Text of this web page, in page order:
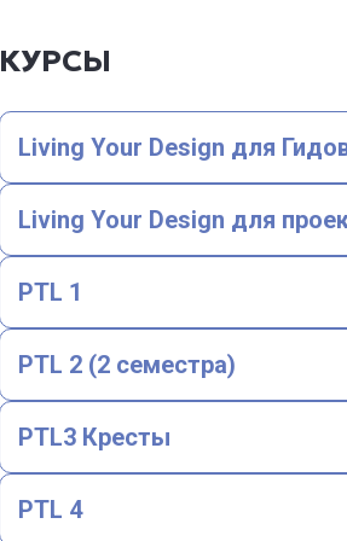
КУРСЫ
Living Your Design для
Living Your Design для
PTL 1
PTL 2 (2 семестра)
PTL3 Кресты
PTL 4